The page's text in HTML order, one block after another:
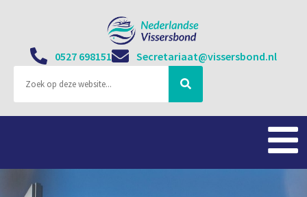
0527 698151 Secretariaat@vissersbond.nl